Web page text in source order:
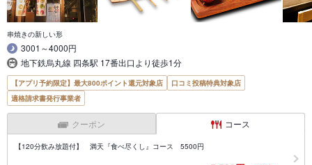
串焼きの新しい形
3001～4000円
地下鉄烏丸線 四条駅 17番出口より徒歩1分
【アプリ予約限定】最大800ポイント還元対象店
口コミ投稿特典対象店
適格請求書発行事業者
クーポン コース
【120分飲み放題付】 満天『食べ尽くし』コース 5500円